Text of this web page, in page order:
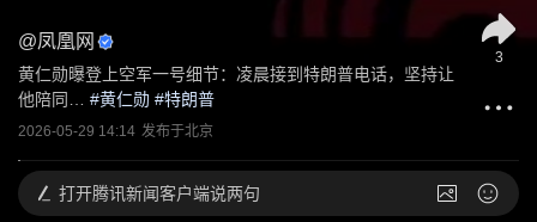
@凤凰网
黄仁勋曝登上空军一号细节：凌晨接到特朗普电话，坚持让
他陪同…
#黄仁勋 #特朗普
2026-05-29 14:14 发布于北京
3
打开腾讯新闻客户端说两句